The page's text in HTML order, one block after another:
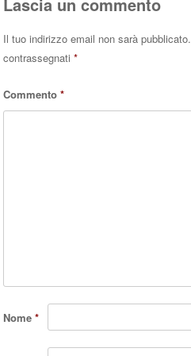
Il tuo indirizzo email non sarà pubblicato.
contrassegnati*
Commento*
Nome*